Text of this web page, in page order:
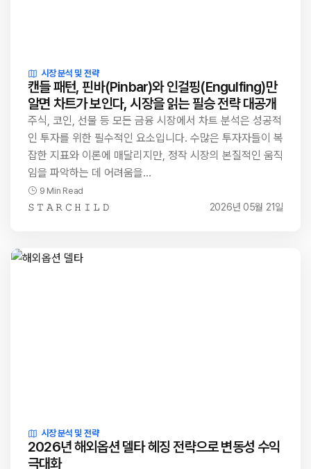
시장 분석 및 전략
캔들 패턴, 핀바(Pinbar)와 인걸핑(Engulfing)만
알면 차트가 보인다, 시장을 읽는 필승 전략 대공개
주식, 코인, 선물 등 모든 금융 시장에서 차트 분석은 성공적
인 투자를 위한 필수적인 요소입니다. 수많은 투자자들이 복
잡한 지표와 이론에 매달리지만, 정작 시장의 본질적인 움직
임을 파악하는 데 어려움을…
9 Min Read
𝚂 𝚃 𝙰 𝚁 𝙲 𝙷 𝙸 𝙻 𝙳 2026년 05월 21일
시장 분석 및 전략
2026년 해외옵션 델타 헤징 전략으로 변동성 수익
극대화